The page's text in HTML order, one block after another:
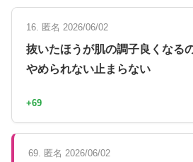
16. 匿名 2026/06/02
抜いたほうが肌の調子良くなる
やめられない止まらない
+69
69. 匿名 2026/06/02